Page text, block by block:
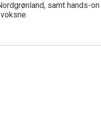
samt hands-